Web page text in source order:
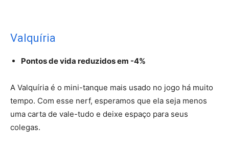
Valquíria
Pontos de vida reduzidos em -4%
A Valquíria é o mini-tanque mais usado no jogo há muito
tempo. Com esse nerf, esperamos que ela seja menos
uma carta de vale-tudo e deixe espaço para seus
colegas.